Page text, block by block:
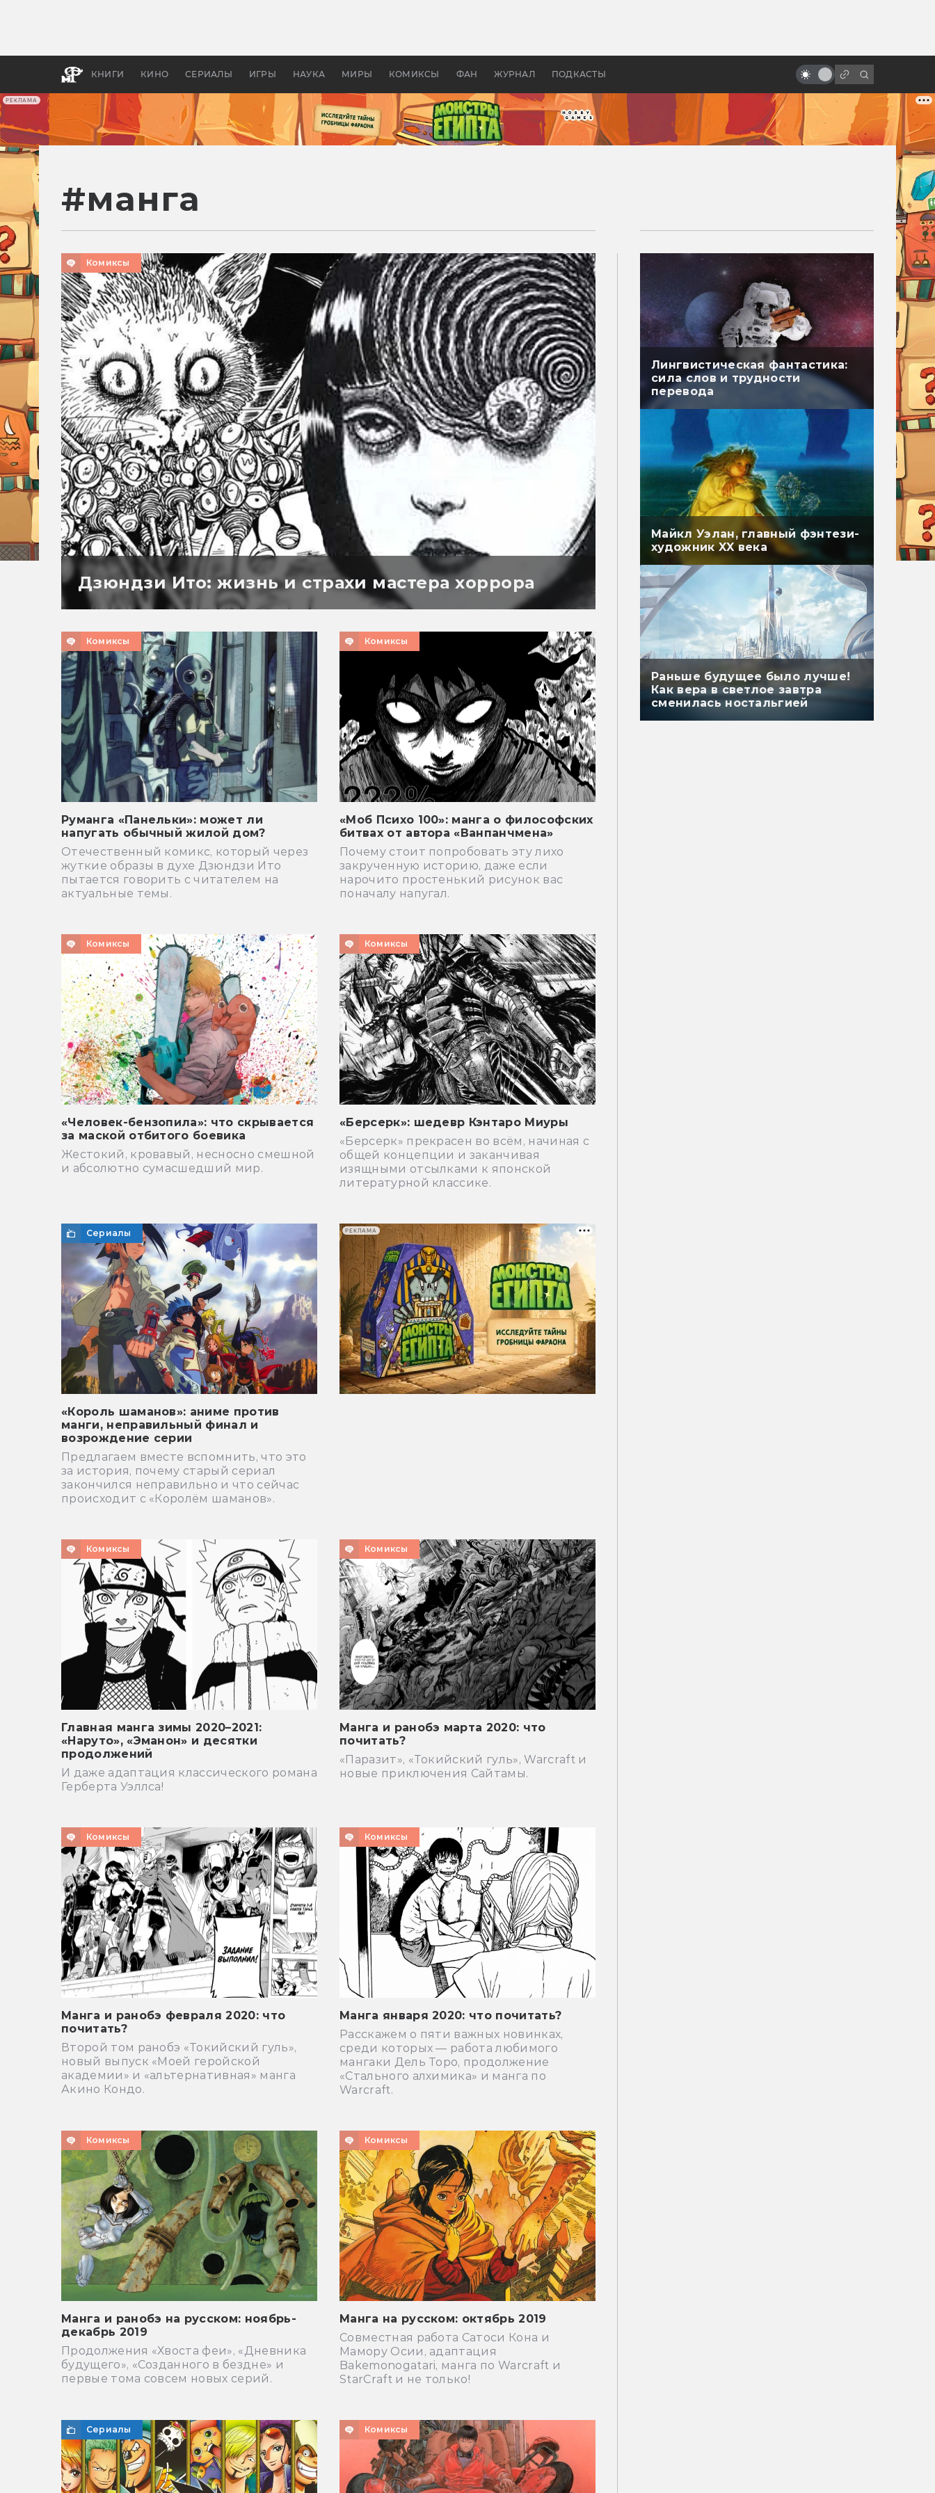
РЕКЛАМА
КНИГИ КИНО СЕРИАЛЫ ИГРЫ НАУКА МИРЫ КОМИКСЫ ФАН ЖУРНАЛ ПОДКАСТЫ
бы «Властелина колец»
Древней Грецией
«Светлячка» и «Мстителей»
#манга
Комиксы
Дзюндзи Ито: жизнь и страхи мастера хоррора
Комиксы
Руманга «Панельки»: может ли
напугать обычный жилой дом?
Отечественный комикс, который через
жуткие образы в духе Дзюндзи Ито
пытается говорить с читателем на
актуальные темы.
Комиксы
«Моб Психо 100»: манга о философских
битвах от автора «Ванпанчмена»
Почему стоит попробовать эту лихо
закрученную историю, даже если
нарочито простенький рисунок вас
поначалу напугал.
Комиксы
«Человек-бензопила»: что скрывается
за маской отбитого боевика
Жестокий, кровавый, несносно смешной
и абсолютно сумасшедший мир.
Комиксы
«Берсерк»: шедевр Кэнтаро Миуры
«Берсерк» прекрасен во всём, начиная с
общей концепции и заканчивая
изящными отсылками к японской
литературной классике.
Сериалы
«Король шаманов»: аниме против
манги, неправильный финал и
возрождение серии
Предлагаем вместе вспомнить, что это
за история, почему старый сериал
закончился неправильно и что сейчас
происходит с «Королём шаманов».
Комиксы
Главная манга зимы 2020–2021:
«Наруто», «Эманон» и десятки
продолжений
И даже адаптация классического романа
Герберта Уэллса!
Комиксы
Манга и ранобэ марта 2020: что
почитать?
«Паразит», «Токийский гуль», Warcraft и
новые приключения Сайтамы.
Комиксы
Манга и ранобэ февраля 2020: что
почитать?
Второй том ранобэ «Токийский гуль»,
новый выпуск «Моей геройской
академии» и «альтернативная» манга
Акино Кондо.
Комиксы
Манга января 2020: что почитать?
Расскажем о пяти важных новинках,
среди которых — работа любимого
мангаки Дель Торо, продолжение
«Стального алхимика» и манга по
Warcraft.
Комиксы
Манга и ранобэ на русском: ноябрь-
декабрь 2019
Продолжения «Хвоста феи», «Дневника
будущего», «Созданного в бездне» и
первые тома совсем новых серий.
Комиксы
Манга на русском: октябрь 2019
Совместная работа Сатоси Кона и
Мамору Осии, адаптация
Bakemonogatari, манга по Warcraft и
StarCraft и не только!
Сериалы Комиксы
РЕКЛАМА
Лингвистическая фантастика:
сила слов и трудности
перевода
Майкл Уэлан, главный фэнтези-
художник XX века
Раньше будущее было лучше!
Как вера в светлое завтра
сменилась ностальгией